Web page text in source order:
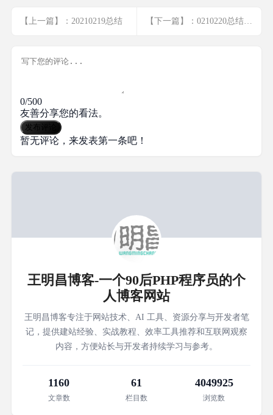
【上一篇】：20210219总结 【下一篇】：0210220总结 微信h5分享解析
0/500
友善分享您的看法。
发布评论
暂无评论，来发表第一条吧！
王明昌博客-一个90后PHP程序员的个
人博客网站
王明昌博客专注于网站技术、AI 工具、资源分享与开发者笔
记，提供建站经验、实战教程、效率工具推荐和互联网观察
内容，方便站长与开发者持续学习与参考。
1160
文章数
61
栏目数
4049925
浏览数